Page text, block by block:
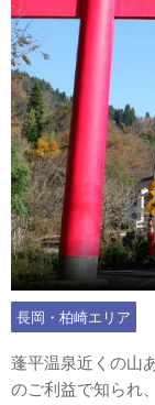
長岡・柏崎エリア
蓬平温泉近くの山
のご利益で知られ